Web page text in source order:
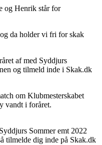
og Henrik står for
da holder vi fri for skak
af med Syddjurs
og tilmeld inde i Skak.dk
om Klubmesterskabet
vandt i foråret.
Sommer emt 2022
tilmelde dig inde på Skak.dk